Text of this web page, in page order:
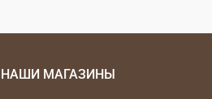
НАШИ МАГАЗИНЫ